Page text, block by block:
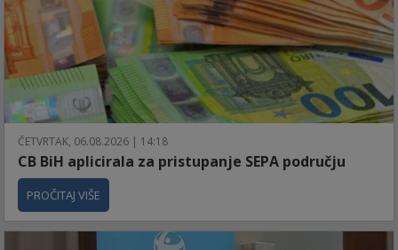
ČETVRTAK, 06.08.2026 | 14:18
CB BiH aplicirala za pristupanje SEPA području
PROČITAJ VIŠE